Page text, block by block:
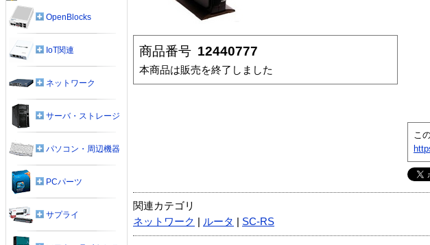
商品番号 12440777
本商品は販売を終了しました
こ
関連カテゴリ
ネットワーク
ルータ SC-RS
OpenBlocks
IoT関連
ネットワーク
サーバ・ストレージ
パソコン・周辺機器
PCパーツ
サプライ